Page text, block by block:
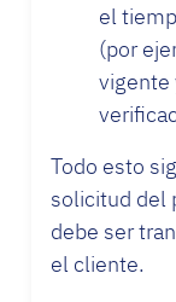
el
(por
vigente
Todo esto
solicitud del
debe ser
el cliente.